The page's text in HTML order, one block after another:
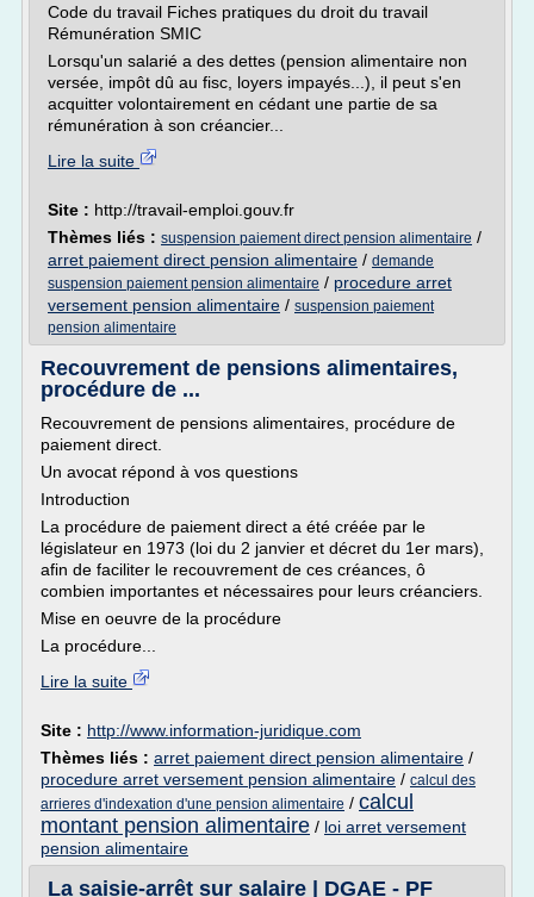
Code du travail Fiches pratiques du droit du travail
Rémunération SMIC
Lorsqu'un salarié a des dettes (pension alimentaire non
versée, impôt dû au fisc, loyers impayés...), il peut s'en
acquitter volontairement en cédant une partie de sa
rémunération à son créancier...
Lire la suite
Site : http://travail-emploi.gouv.fr
Thèmes liés : suspension paiement direct pension alimentaire /
arret paiement direct pension alimentaire / demande
suspension paiement pension alimentaire / procedure arret
versement pension alimentaire / suspension paiement
pension alimentaire
Recouvrement de pensions alimentaires,
procédure de ...
Recouvrement de pensions alimentaires, procédure de
paiement direct.
Un avocat répond à vos questions
Introduction
La procédure de paiement direct a été créée par le
législateur en 1973 (loi du 2 janvier et décret du 1er mars),
afin de faciliter le recouvrement de ces créances, ô
combien importantes et nécessaires pour leurs créanciers.
Mise en oeuvre de la procédure
La procédure...
Lire la suite
Site : http://www.information-juridique.com
Thèmes liés : arret paiement direct pension alimentaire /
procedure arret versement pension alimentaire / calcul des
arrieres d'indexation d'une pension alimentaire / calcul
montant pension alimentaire / loi arret versement
pension alimentaire
La saisie-arrêt sur salaire | DGAE - PF